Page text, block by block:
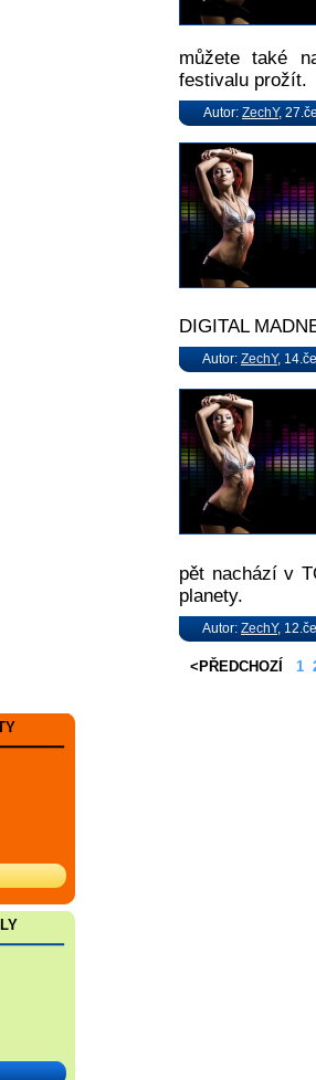
můžete také
festivalu prožít.
Autor: ZechY,
DIGITAL
Autor: ZechY,
pět nachází v
planety.
Autor: ZechY,
<PŘEDCHOZÍ 1